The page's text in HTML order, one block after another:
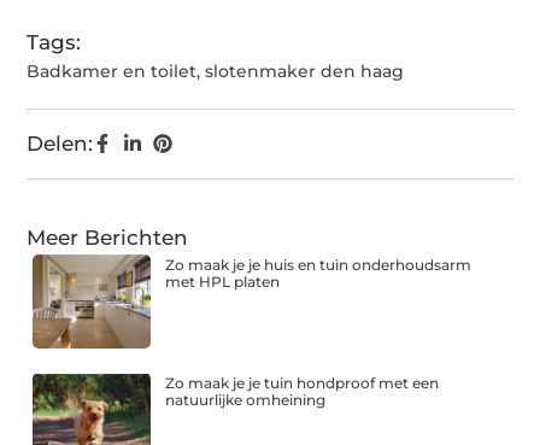
Tags:
Badkamer en toilet,slotenmaker den haag
Delen:
Meer Berichten
Zo maak je je huis en tuin onderhoudsarm
met HPL platen
Zo maak je je tuin hondproof met een
natuurlijke omheining